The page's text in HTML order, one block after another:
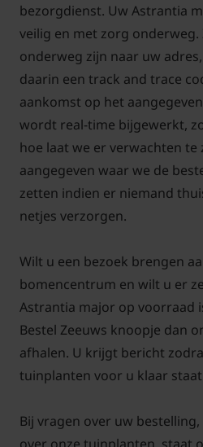
Hoe lang bloeit
De bloemkleur van Astrantia
van kleur. De bloemen staan
boven het blad uit steken. De
De volwassen hoogte is,
hoog. De bloemen kunnen
snijbloem. De bloeiperiode is
augustus toe. Vaak bloeien
best lang.
Hoe moet de
onderhouden
De plant voelt zich het beste
in grond die goed
winter mag men het oude
mooi fris uit te lopen.
bezorgdienst. Uw Astrantia
veilig en met zorg
onderweg zijn naar uw
daarin een track and trace
aankomst op het
wordt real-time bijgewerkt,
hoe laat we er verwachten te
aangegeven waar we de
zetten indien er niemand
netjes verzorgen.
Wilt u een bezoek brengen
bomencentrum en wilt u er
Astrantia major op voorraad
Bestel Zeeuws knoopje dan
afhalen. U krijgt bericht
tuinplanten voor u klaar
Bij vragen over uw